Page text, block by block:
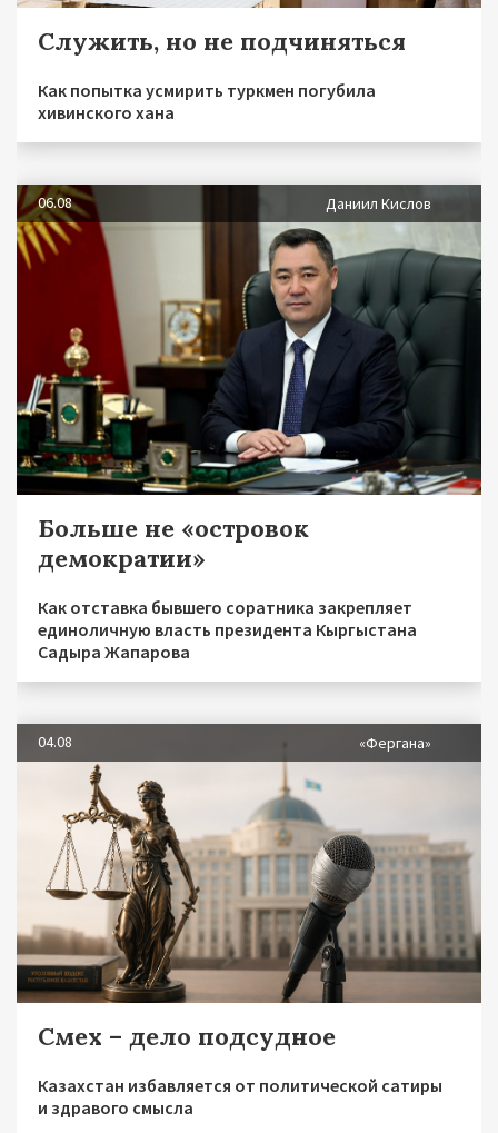
Служить, но не подчиняться
Как попытка усмирить туркмен погубила
хивинского хана
06.08 Даниил Кислов
Больше не «островок
демократии»
Как отставка бывшего соратника закрепляет
единоличную власть президента Кыргыстана
Садыра Жапарова
04.08 «Фергана»
Смех – дело подсудное
Казахстан избавляется от политической сатиры
и здравого смысла